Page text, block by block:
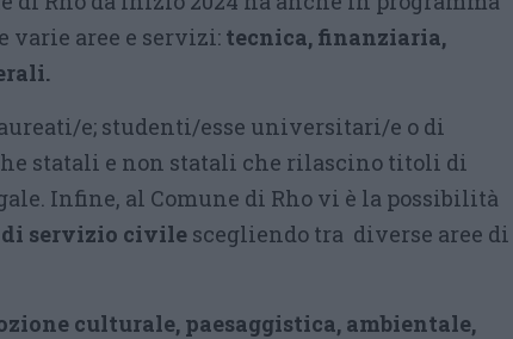
varie aree e servizi: tecnica, finanziaria,
e; studenti/esse universitari/e o di
statali e non statali che rilascino titoli di
Infine, al Comune di Rho vi è la possibilità
servizio civile scegliendo tra diverse aree di
culturale, paesaggistica, ambientale,